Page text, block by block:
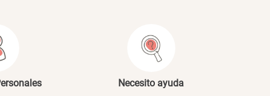
Necesito ayuda